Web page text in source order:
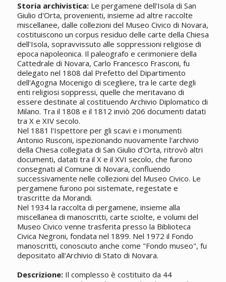
Storia archivistica:Le pergamene dell'Isola di San
Giulio d'Orta, provenienti, insieme ad altre raccolte
miscellanee, dalle collezioni del Museo Civico di Novara,
costituiscono un corpus residuo delle carte della Chiesa
dell'Isola, sopravvissuto alle soppressioni religiose di
epoca napoleonica. Il paleografo e cerimoniere della
Cattedrale di Novara, Carlo Francesco Frasconi, fu
delegato nel 1808 dal Prefetto del Dipartimento
dell'Agogna Mocenigo di scegliere, tra le carte degli
enti religiosi soppressi, quelle che meritavano di
essere destinate al costituendo Archivio Diplomatico di
Milano. Tra il 1808 e il 1812 inviò 206 documenti datati
tra X e XIV secolo.
Nel 1881 l'Ispettore per gli scavi e i monumenti
Antonio Rusconi, ispezionando nuovamente l'archivio
della Chiesa collegiata di San Giulio d'Orta, ritrovò altri
documenti, datati tra il X e il XVI secolo, che furono
consegnati al Comune di Novara, confluendo
successivamente nelle collezioni del Museo Civico. Le
pergamene furono poi sistemate, regestate e
trascritte da Morandi.
Nel 1934 la raccolta di pergamene, insieme alla
miscellanea di manoscritti, carte sciolte, e volumi del
Museo Civico venne trasferita presso la Biblioteca
Civica Negroni, fondata nel 1899. Nel 1972 il Fondo
manoscritti, conosciuto anche come "Fondo museo", fu
depositato all'Archivio di Stato di Novara.
Descrizione:Il complesso è costituito da 44